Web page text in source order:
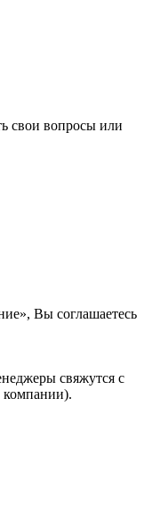
свои вопросы или
Вы соглашаетесь
свяжутся с
компании).